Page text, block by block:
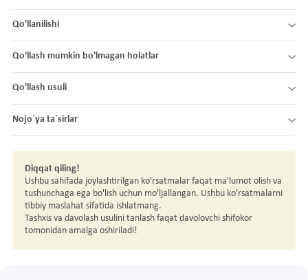
Qo'llanilishi
Qo'llash mumkin bo'lmagan holatlar
Qo'llash usuli
Nojo´ya ta´sirlar
Diqqat qiling!
Ushbu sahifada joylashtirilgan ko'rsatmalar faqat ma'lumot olish va
tushunchaga ega bo'lish uchun mo'ljallangan. Ushbu ko'rsatmalarni
tibbiy maslahat sifatida ishlatmang.
Tashxis va davolash usulini tanlash faqat davolovchi shifokor
tomonidan amalga oshiriladi!